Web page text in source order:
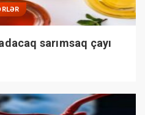
sarımsaq çayı